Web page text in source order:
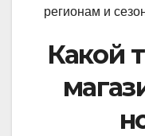
регионам и
Какой